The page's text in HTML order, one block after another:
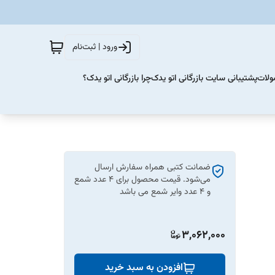
ورود | ثبت‌نام
پشتیبانی سایت بازرگانی اتو یدکچرا بازرگانی اتو یدک؟
ضمانت کتبی همراه سفارش ارسال
می‌شود. قیمت محصول برای 4 عدد شمع
و 4 عدد وایر شمع می باشد
3,062,000
افزودن به سبد خرید